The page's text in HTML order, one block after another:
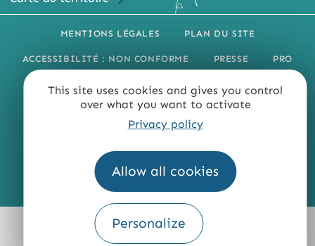
This site uses cookies and gives you control
over what you want to activate
Privacy policy
Allow all cookies
Personalize
MENTIONS LÉGALES PLAN DU SITE
ACCESSIBILITÉ : NON CONFORME PRESSE PRO
QUI SOMMES-NOUS ?
Fourni par
Traduction